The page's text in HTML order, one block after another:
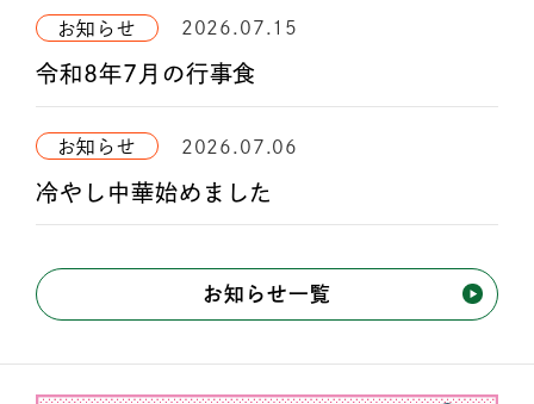
お知らせ 2026.07.15
令和8年7月の行事食
お知らせ 2026.07.06
冷やし中華始めました
お知らせ一覧